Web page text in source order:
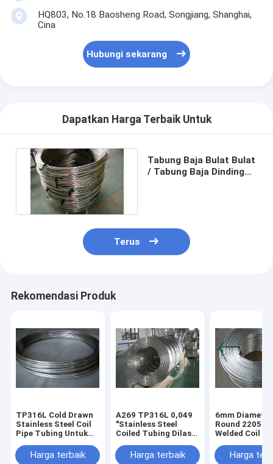
HQ803, No.18 Baosheng Road, Songjiang, Shanghai,
Cina
Hubungi sekarang
Dapatkan Harga Terbaik Untuk
Tabung Baja Bulat Bulat
/ Tabung Baja Dinding
Terus
Rekomendasi Produk
TP316L Cold Drawn
Stainless Steel Coil
Pipe Tubing Untuk
Harga terbaik
A269 TP316L 0,049
"Stainless Steel
Coiled Tubing Dilas
Harga terbaik
6mm Diameter
Round 2205
Welded Coil
Harga